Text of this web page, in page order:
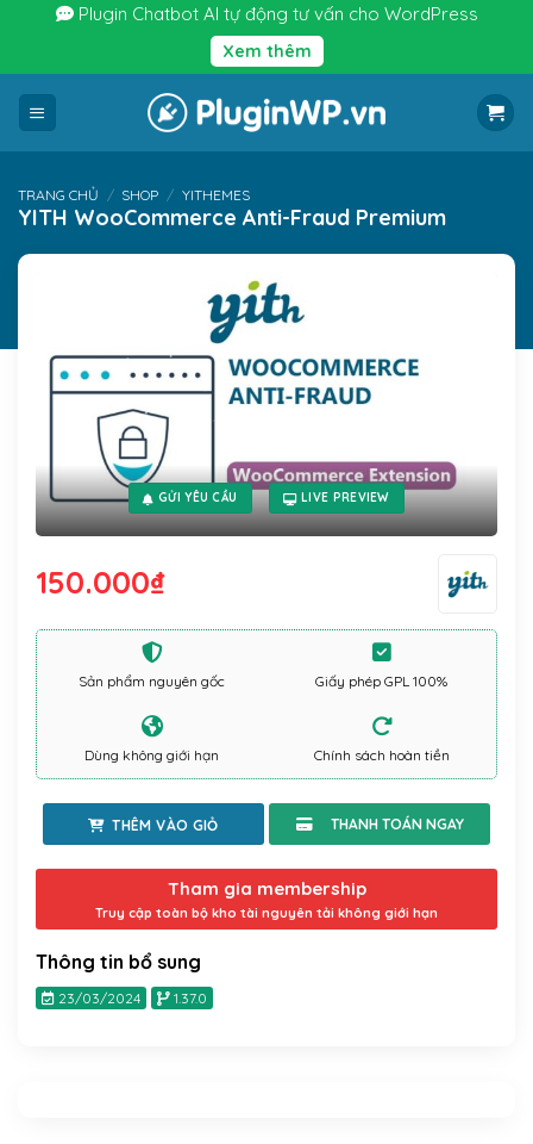
nội
dung
Plugin Chatbot AI tự động tư vấn cho WordPress
Xem thêm
TRANG CHỦ / SHOP / YITHEMES
YITH WooCommerce Anti-Fraud Premium
GỬI YÊU CẦU LIVE PREVIEW
150.000₫
Sản phẩm nguyên gốc Giấy phép GPL 100%
Dùng không giới hạn Chính sách hoàn tiền
THÊM VÀO GIỎ
Tham gia membership
Truy cập toàn bộ kho tài nguyên tải không giới hạn
Thông tin bổ sung
23/03/2024 1.37.0